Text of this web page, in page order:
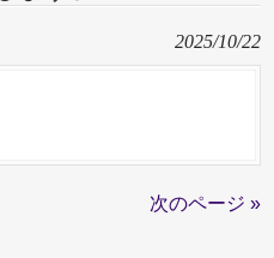
2025/10/22
次のページ »